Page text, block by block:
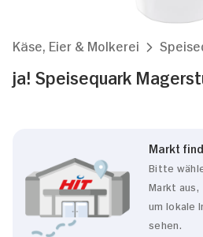
Käse, Eier & Molkerei
ja! Speisequark
Markt
Bitte
Markt aus,
um lokale
sehen.